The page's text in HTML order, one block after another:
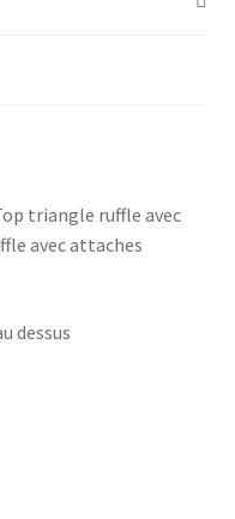
triangle ruffle avec
avec attaches
dessus